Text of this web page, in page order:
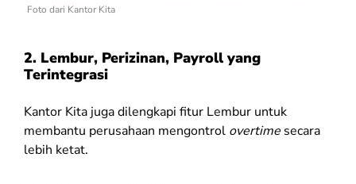
Foto dari Kantor Kita
2. Lembur, Perizinan, Payroll yang
Terintegrasi
Kantor Kita juga dilengkapi fitur Lembur untuk
membantu perusahaan mengontrol overtime secara
lebih ketat.